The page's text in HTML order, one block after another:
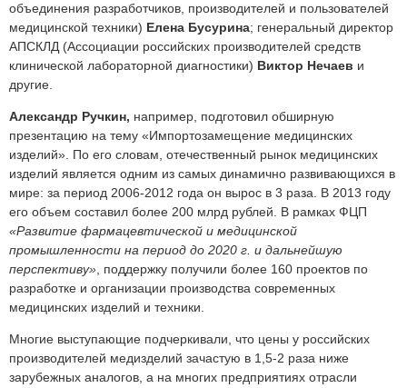
объединения разработчиков, производителей и пользователей
медицинской техники) Елена Бусурина; генеральный директор
АПСКЛД (Ассоциации российских производителей средств
клинической лабораторной диагностики) Виктор Нечаев и
другие.
Александр Ручкин, например, подготовил обширную
презентацию на тему «Импортозамещение медицинских
изделий». По его словам, отечественный рынок медицинских
изделий является одним из самых динамично развивающихся в
мире: за период 2006-2012 года он вырос в 3 раза. В 2013 году
его объем составил более 200 млрд рублей. В рамках ФЦП
«Развитие фармацевтической и медицинской
промышленности на период до 2020 г. и дальнейшую
перспективу» , поддержку получили более 160 проектов по
разработке и организации производства современных
медицинских изделий и техники.
Многие выступающие подчеркивали, что цены у российских
производителей медизделий зачастую в 1,5-2 раза ниже
зарубежных аналогов, а на многих предприятиях отрасли